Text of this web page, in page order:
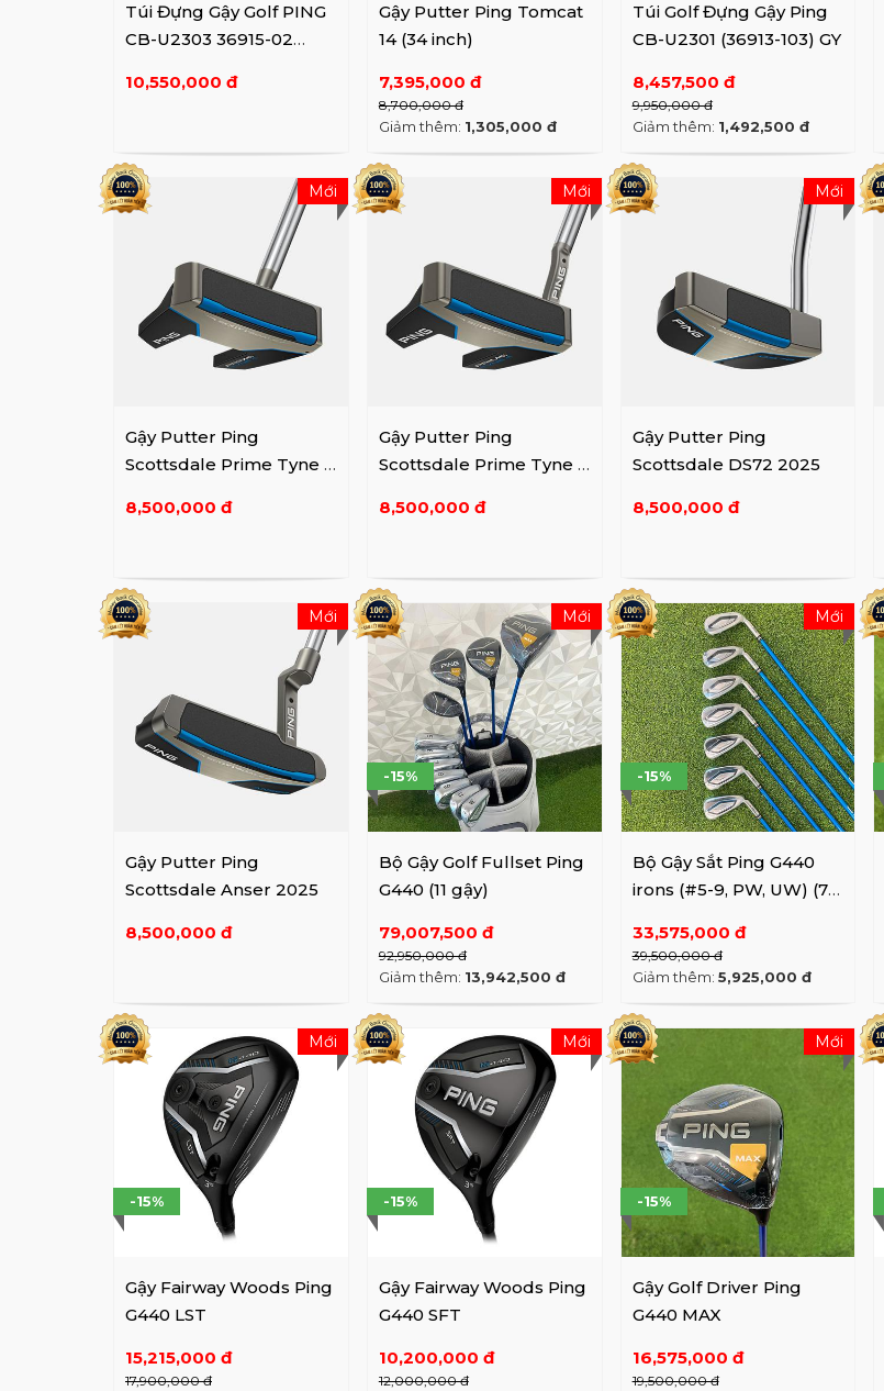
Túi Đựng Gậy Golf PING
CB-U2303 36915-02
10,550,000 đ
Gậy Putter Ping Tomcat
14 (34 inch)
7,395,000 đ
8,700,000 đ
Giảm thêm: 1,305,000 đ
Túi Golf Đựng Gậy Ping
CB-U2301 (36913-103) GY
8,457,500 đ
9,950,000 đ
Giảm thêm: 1,492,500 đ
Gậy Putter Ping
Scottsdale Prime Tyne C
8,500,000 đ
Mới
Gậy Putter Ping
Scottsdale Prime Tyne 4
8,500,000 đ
Mới
Gậy Putter Ping
Scottsdale DS72 2025
8,500,000 đ
Mới
Gậy Putter Ping
Scottsdale Anser 2025
8,500,000 đ
Mới
Bộ Gậy Golf Fullset Ping
G440 (11 gậy)
79,007,500 đ
92,950,000 đ
-15%
Giảm thêm: 13,942,500 đ
Mới
Bộ Gậy Sắt Ping G440
irons (#5-9, PW, UW) (7
33,575,000 đ
39,500,000 đ
-15%
Giảm thêm: 5,925,000 đ
Mới
Gậy Fairway Woods Ping
G440 LST
15,215,000 đ
17,900,000 đ
-15%
Mới
Gậy Fairway Woods Ping
G440 SFT
10,200,000 đ
12,000,000 đ
-15%
Mới
Gậy Golf Driver Ping
G440 MAX
16,575,000 đ
19,500,000 đ
-15%
Mới